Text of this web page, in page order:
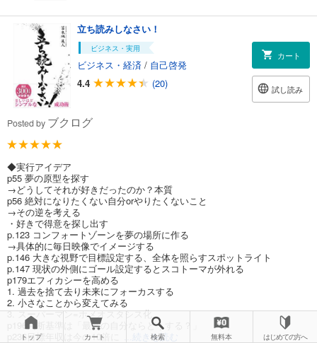
立ち読みしなさい！
ビジネス・実用
ビジネス・経済 / 自己啓発
4.4
(20)
カート
試し読み
Posted by ブクログ
◆実行アイデア
p55 夢の原型を探す
→どうしてそれが好きだったのか？本質
p56 絶対になりたくない自分orやりたくないこと
→その逆を考える
・好きで得意を探し出す
p.123 コンフォートゾーンを夢の場所に作る
→具体的に毎日映像でイメージする
p.146 大きな視野で目標設定する、全体を照らすスポットライト
p.147 現状の外側にゴール設定するとスコトーマが外れる
p179エフィカシーを高める
1. 過去を捨て去り未来にフォーカスする
2. 小さなことから変えてみる
3. スーパーマン=ホメオスタシス化
p196判断基準は「最高の自分ならどうする？」
p236目標年収は今の10倍に
...続きを読む
トップ カート 検索 無料本 はじめての方へ